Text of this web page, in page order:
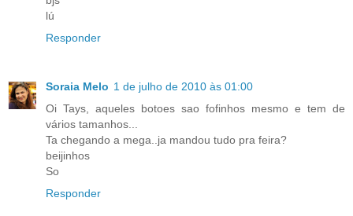
lú
Responder
Soraia Melo 1 de julho de 2010 às 01:00
Oi Tays, aqueles botoes sao fofinhos mesmo e tem de
vários tamanhos...
Ta chegando a mega..ja mandou tudo pra feira?
beijinhos
So
Responder